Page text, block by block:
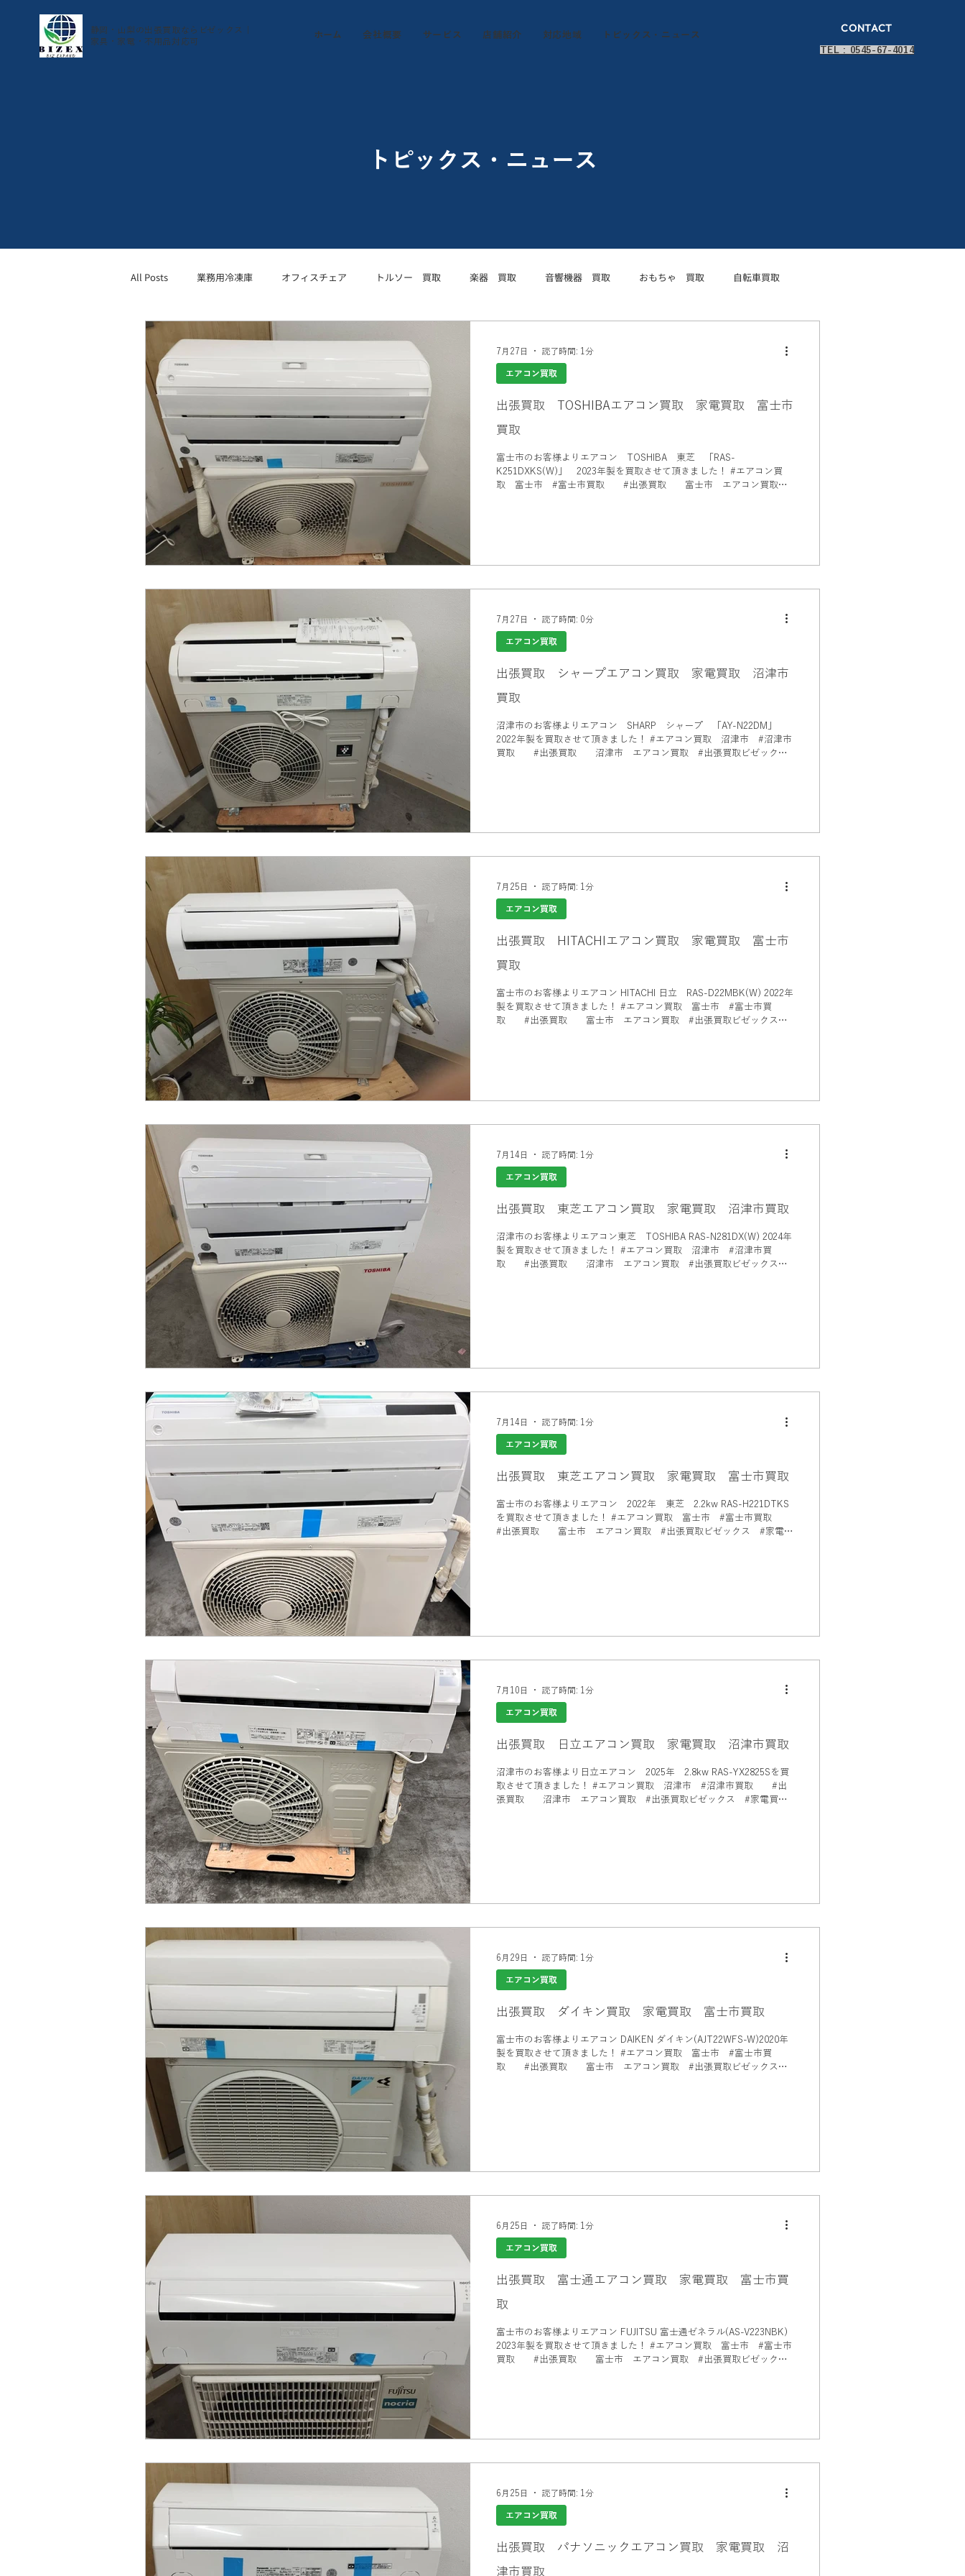
静岡・山梨の出張買取ならビゼックス｜
家具・家電・不用品対応可
ホーム 会社概要 サービス 店舗紹介 対応地域 トピックス・ニュース
CONTACT
TEL : 0545-67-4014
トピックス・ニュース
All Posts 業務用冷凍庫 オフィスチェア トルソー 買取 楽器 買取 音響機器 買取 おもちゃ 買取 自転車買取
野球グッズ コレクション
腕時計、ブランド時計買取 家具買取 打楽器 和楽器 コレクション
トレーニング用品買取 エアコン買取 カヤック、船、ボート買取 釣具買取 万年筆、ブランドボールペン買取
金買取、貴金属買取、アクセサリー買取
銀貨、記念メダル買取 カーナビ
出張買取 TOSHIBAエアコン買取 家電買取 富士市
買取
富士市のお客様よりエアコン TOSHIBA 東芝 「RAS-
K251DXKS(W)」 2023年製を買取させて頂きました！ #エアコン買
取 富士市 #富士市買取 #出張買取 富士市 エアコン買取 #
エアコン買取
7月27日 読了時間: 1分
出張買取 シャープエアコン買取 家電買取 沼津市
買取
沼津市のお客様よりエアコン SHARP シャープ 「AY-N22DM」
2022年製を買取させて頂きました！ #エアコン買取 沼津市 #沼津市
買取 #出張買取 沼津市 エアコン買取 #出張買取ビゼック
エアコン買取
7月27日 読了時間: 0分
出張買取 HITACHIエアコン買取 家電買取 富士市
買取
富士市のお客様よりエアコン HITACHI 日立 RAS-D22MBK(W) 2022年
製を買取させて頂きました！ #エアコン買取 富士市 #富士市買
取 #出張買取 富士市 エアコン買取 #出張買取ビゼックス #
エアコン買取
7月25日 読了時間: 1分
出張買取 東芝エアコン買取 家電買取 沼津市買取
沼津市のお客様よりエアコン東芝 TOSHIBA RAS-N281DX(W) 2024年
製を買取させて頂きました！ #エアコン買取 沼津市 #沼津市買
取 #出張買取 沼津市 エアコン買取 #出張買取ビゼックス #
エアコン買取
7月14日 読了時間: 1分
出張買取 東芝エアコン買取 家電買取 富士市買取
富士市のお客様よりエアコン 2022年 東芝 2.2kw RAS-H221DTKS
を買取させて頂きました！ #エアコン買取 富士市 #富士市買取
#出張買取 富士市 エアコン買取 #出張買取ビゼックス #家電買
エアコン買取
7月14日 読了時間: 1分
出張買取 日立エアコン買取 家電買取 沼津市買取
沼津市のお客様より日立エアコン 2025年 2.8kw RAS-YX2825Sを買
取させて頂きました！ #エアコン買取 沼津市 #沼津市買取 #出
張買取 沼津市 エアコン買取 #出張買取ビゼックス #家電買
エアコン買取
7月10日 読了時間: 1分
出張買取 ダイキン買取 家電買取 富士市買取
富士市のお客様よりエアコン DAIKEN ダイキン(AJT22WFS-W)2020年
製を買取させて頂きました！ #エアコン買取 富士市 #富士市買
取 #出張買取 富士市 エアコン買取 #出張買取ビゼックス #
エアコン買取
6月29日 読了時間: 1分
出張買取 富士通エアコン買取 家電買取 富士市買
取
富士市のお客様よりエアコン FUJITSU 富士通ゼネラル(AS-V223NBK)
2023年製を買取させて頂きました！ #エアコン買取 富士市 #富士市
買取 #出張買取 富士市 エアコン買取 #出張買取ビゼック
エアコン買取
6月25日 読了時間: 1分
出張買取 パナソニックエアコン買取 家電買取 沼
津市買取
エアコン買取
6月25日 読了時間: 1分